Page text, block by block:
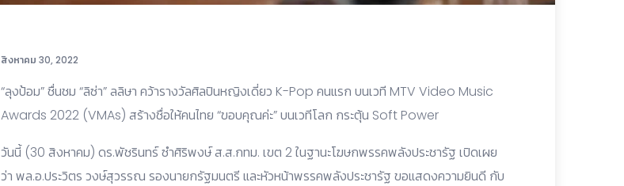
สิงหาคม 30, 2022
“ลุงป้อม” ชื่นชม “ลิซ่า” ลลิษา คว้ารางวัลศิลปินหญิงเดี่ยว K-Pop คนแรก บนเวที MTV Video Music
Awards 2022 (VMAs) สร้างชื่อให้คนไทย “ขอบคุณค่ะ” บนเวทีโลก กระตุ้น Soft Power
วันนี้ (30 สิงหาคม) ดร.พัชรินทร์ ซำศิริพงษ์ ส.ส.กทม. เขต 2 ในฐานะโฆษกพรรคพลังประชารัฐ เปิดเผย
ว่า พล.อ.ประวิตร วงษ์สุวรรณ รองนายกรัฐมนตรี และหัวหน้าพรรคพลังประชารัฐ ขอแสดงความยินดี กับ